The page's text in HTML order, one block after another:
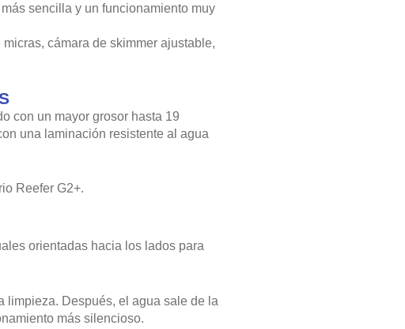
sencilla y un funcionamiento muy
cámara de skimmer ajustable,
con un mayor grosor hasta 19
una laminación resistente al agua
Reefer G2+.
orientadas hacia los lados para
limpieza. Después, el agua sale de la
más silencioso.